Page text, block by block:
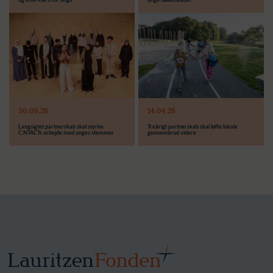
30.06.26
Langsigtet partnerskab skal styrke
C:NTACTs arbejde med unges stemmer
Modtager:C:NTACT
Støttebeløb i alt:6.000.000 kr.
Læs mere
14.04.26
Treårigt partnerskab skal løfte lokale
gennembrud videre
Modtager:
Støttebeløb i alt: